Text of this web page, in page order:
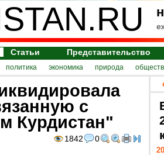
Статьи Представительство
политика экономика природа
с
Курдистан"
1842 0